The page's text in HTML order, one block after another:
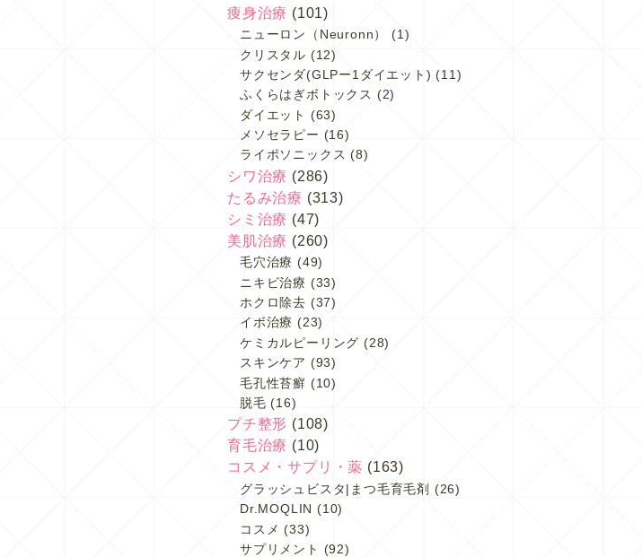
痩身治療 (101)
ニューロン（Neuronn）
(1)
クリスタル (12)
サクセンダ(GLPー1ダイエット) (11)
ふくらはぎボトックス (2)
ダイエット (63)
メソセラピー (16)
ライポソニックス (8)
シワ治療 (286)
たるみ治療 (313)
シミ治療 (47)
美肌治療 (260)
毛穴治療 (49)
ニキビ治療 (33)
ホクロ除去 (37)
イボ治療 (23)
ケミカルピーリング (28)
スキンケア (93)
毛孔性苔癬 (10)
脱毛 (16)
プチ整形 (108)
育毛治療 (10)
コスメ・サプリ・薬 (163)
グラッシュビスタ|まつ毛育毛剤
(26)
Dr.MOQLIN (10)
コスメ (33)
サプリメント
(92)